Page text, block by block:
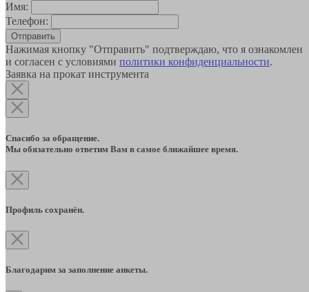
Имя:
Телефон:
Отправить
Нажимая кнопку "Отправить" подтверждаю, что я ознакомлен
и согласен с условиями политики конфиденциальности.
Заявка на прокат инструмента
Спасибо за обращение.
Мы обязательно ответим Вам в самое ближайшее время.
Профиль сохранён.
Благодарим за заполнение анкеты.